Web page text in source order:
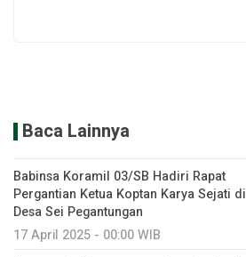
Baca Lainnya
Babinsa Koramil 03/SB Hadiri Rapat
Pergantian Ketua Koptan Karya Sejati di
Desa Sei Pegantungan
17 April 2025 - 00:00 WIB